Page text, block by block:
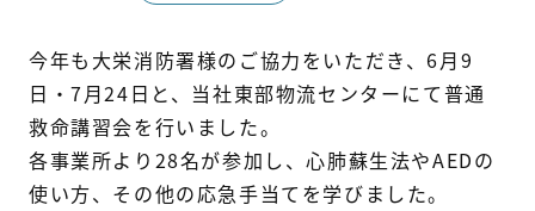
新着情報
採用情報
今年も大栄消防署様のご協力をいただき、6月9
日・7月24日と、当社東部物流センターにて普通
救命講習会を行いました。
各事業所より28名が参加し、心肺蘇生法やAEDの
使い方、その他の応急手当てを学びました。